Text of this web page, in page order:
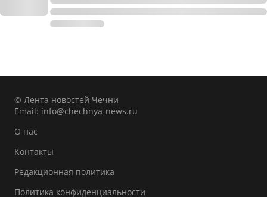
© Лента новостей Чечни
Email: info@chechnya-news.ru
О нас
Контакты
Редакционная политика
Политика конфиденциальности